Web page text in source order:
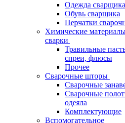
Одежда сварщика
Обувь сварщика
Перчатки
Химические
сварки
Травильные
спреи, флюсы
Прочее
Сварочные шторы
Сварочные
Сварочные
одеяла
Комплектующие
Вспомогательное